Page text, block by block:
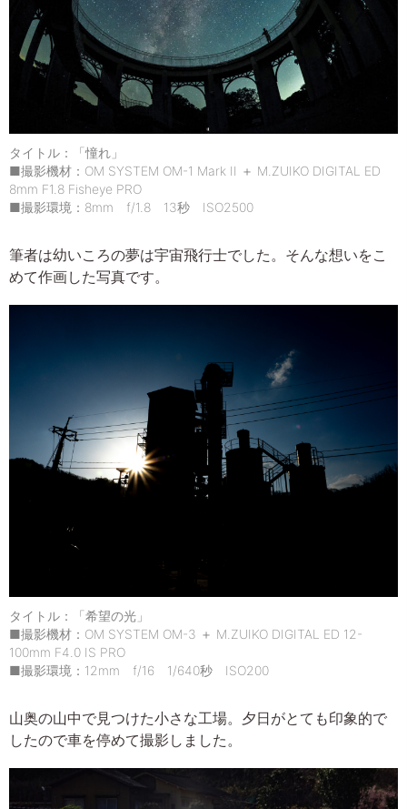
タイトル：「憧れ」
■撮影機材：OM SYSTEM OM-1 Mark II ＋ M.ZUIKO DIGITAL ED
8mm F1.8 Fisheye PRO
■撮影環境：8mm f/1.8 13秒 ISO2500
筆者は幼いころの夢は宇宙飛行士でした。そんな想いをこ
めて作画した写真です。
タイトル：「希望の光」
■撮影機材：OM SYSTEM OM-3 ＋ M.ZUIKO DIGITAL ED 12-
100mm F4.0 IS PRO
■撮影環境：12mm f/16 1/640秒 ISO200
山奥の山中で見つけた小さな工場。夕日がとても印象的で
したので車を停めて撮影しました。